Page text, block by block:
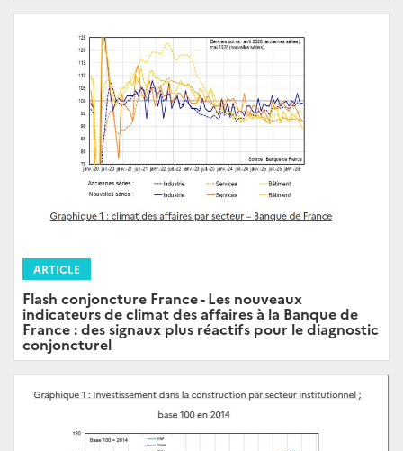
ARTICLE
Flash conjoncture France - Les nouveaux
indicateurs de climat des affaires à la Banque de
France : des signaux plus réactifs pour le diagnostic
conjoncturel